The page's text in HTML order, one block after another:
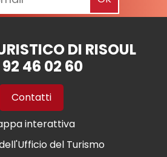
DI RISOUL
46 02 60
Contatti
interattiva
del Turismo